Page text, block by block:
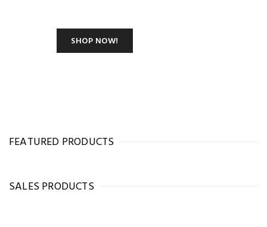
SHOP NOW!
FEATURED PRODUCTS
SALES PRODUCTS